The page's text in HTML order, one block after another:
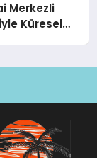
Merkezli
Küresel